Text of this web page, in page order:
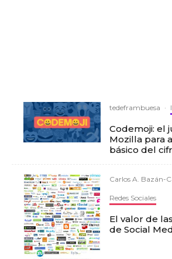
tedeframbuesa ·
Codemoji: el
Mozilla para
básico del
Carlos A. Bazán-
Redes Sociales
El valor de
de Social